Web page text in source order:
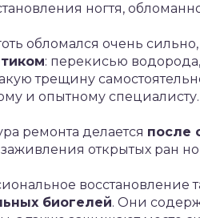
ногтя,
обломался очень
: перекисью
трещину
и опытному специалисту.
ремонта делается после
открытых ран
восстановление
биогелей. Они